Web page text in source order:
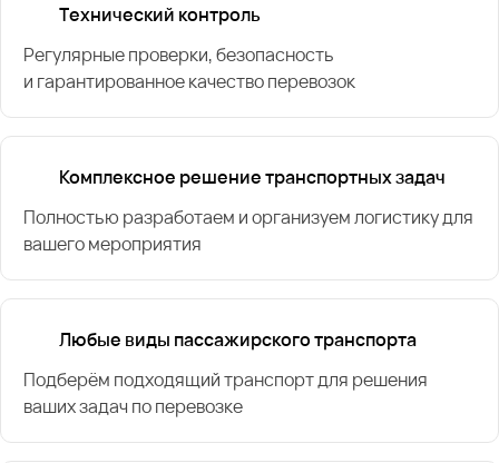
Технический контроль
Регулярные проверки, безопасность
и гарантированное качество перевозок
Комплексное решение транспортных задач
Полностью разработаем и организуем логистику для
вашего мероприятия
Любые виды пассажирского транспорта
Подберём подходящий транспорт для решения
ваших задач по перевозке